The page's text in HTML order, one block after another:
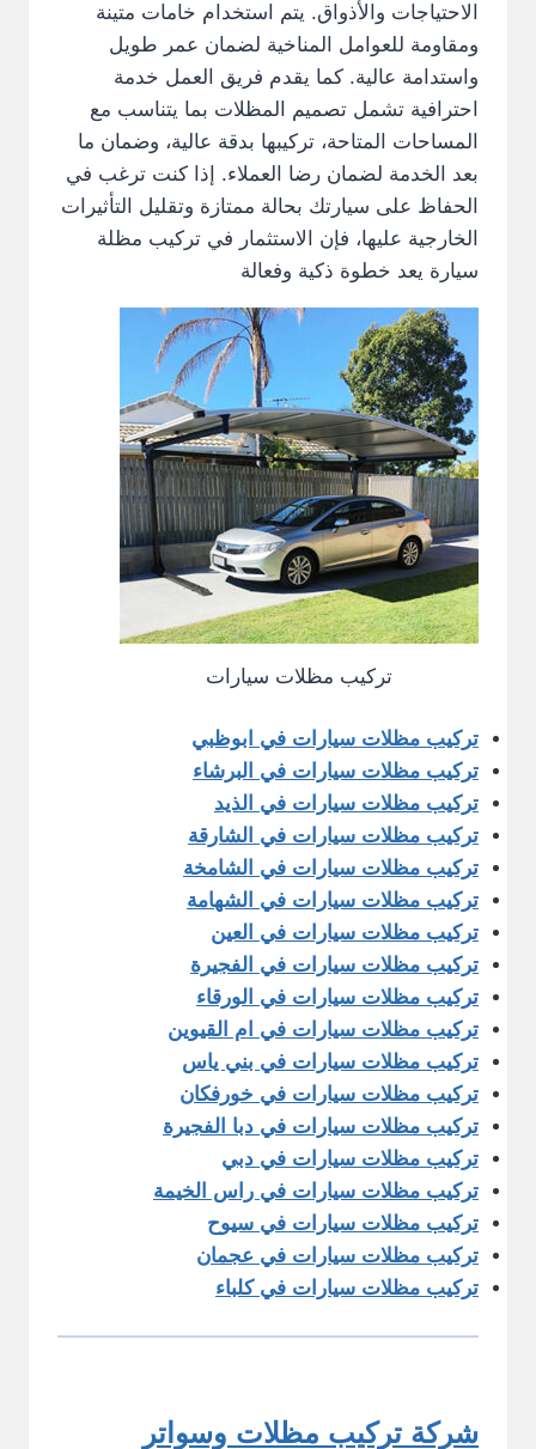
الاحتياجات والأذواق. يتم استخدام خامات متينة
ومقاومة للعوامل المناخية لضمان عمر طويل
واستدامة عالية. كما يقدم فريق العمل خدمة
احترافية تشمل تصميم المظلات بما يتناسب مع
المساحات المتاحة، تركيبها بدقة عالية، وضمان ما
بعد الخدمة لضمان رضا العملاء. إذا كنت ترغب في
الحفاظ على سيارتك بحالة ممتازة وتقليل التأثيرات
الخارجية عليها، فإن الاستثمار في تركيب مظلة
سيارة يعد خطوة ذكية وفعالة
تركيب مظلات سيارات
تركيب مظلات سيارات في ابوظبي
تركيب مظلات سيارات في البرشاء
تركيب مظلات سيارات في الذيد
تركيب مظلات سيارات في الشارقة
تركيب مظلات سيارات في الشامخة
تركيب مظلات سيارات في الشهامة
تركيب مظلات سيارات في العين
تركيب مظلات سيارات في الفجيرة
تركيب مظلات سيارات في الورقاء
تركيب مظلات سيارات في ام القيوين
تركيب مظلات سيارات في بني ياس
تركيب مظلات سيارات في خورفكان
تركيب مظلات سيارات في دبا الفجيرة
تركيب مظلات سيارات في دبي
تركيب مظلات سيارات في راس الخيمة
تركيب مظلات سيارات في سيوح
تركيب مظلات سيارات في عجمان
تركيب مظلات سيارات في كلباء
شركة تركيب مظلات وسواتر